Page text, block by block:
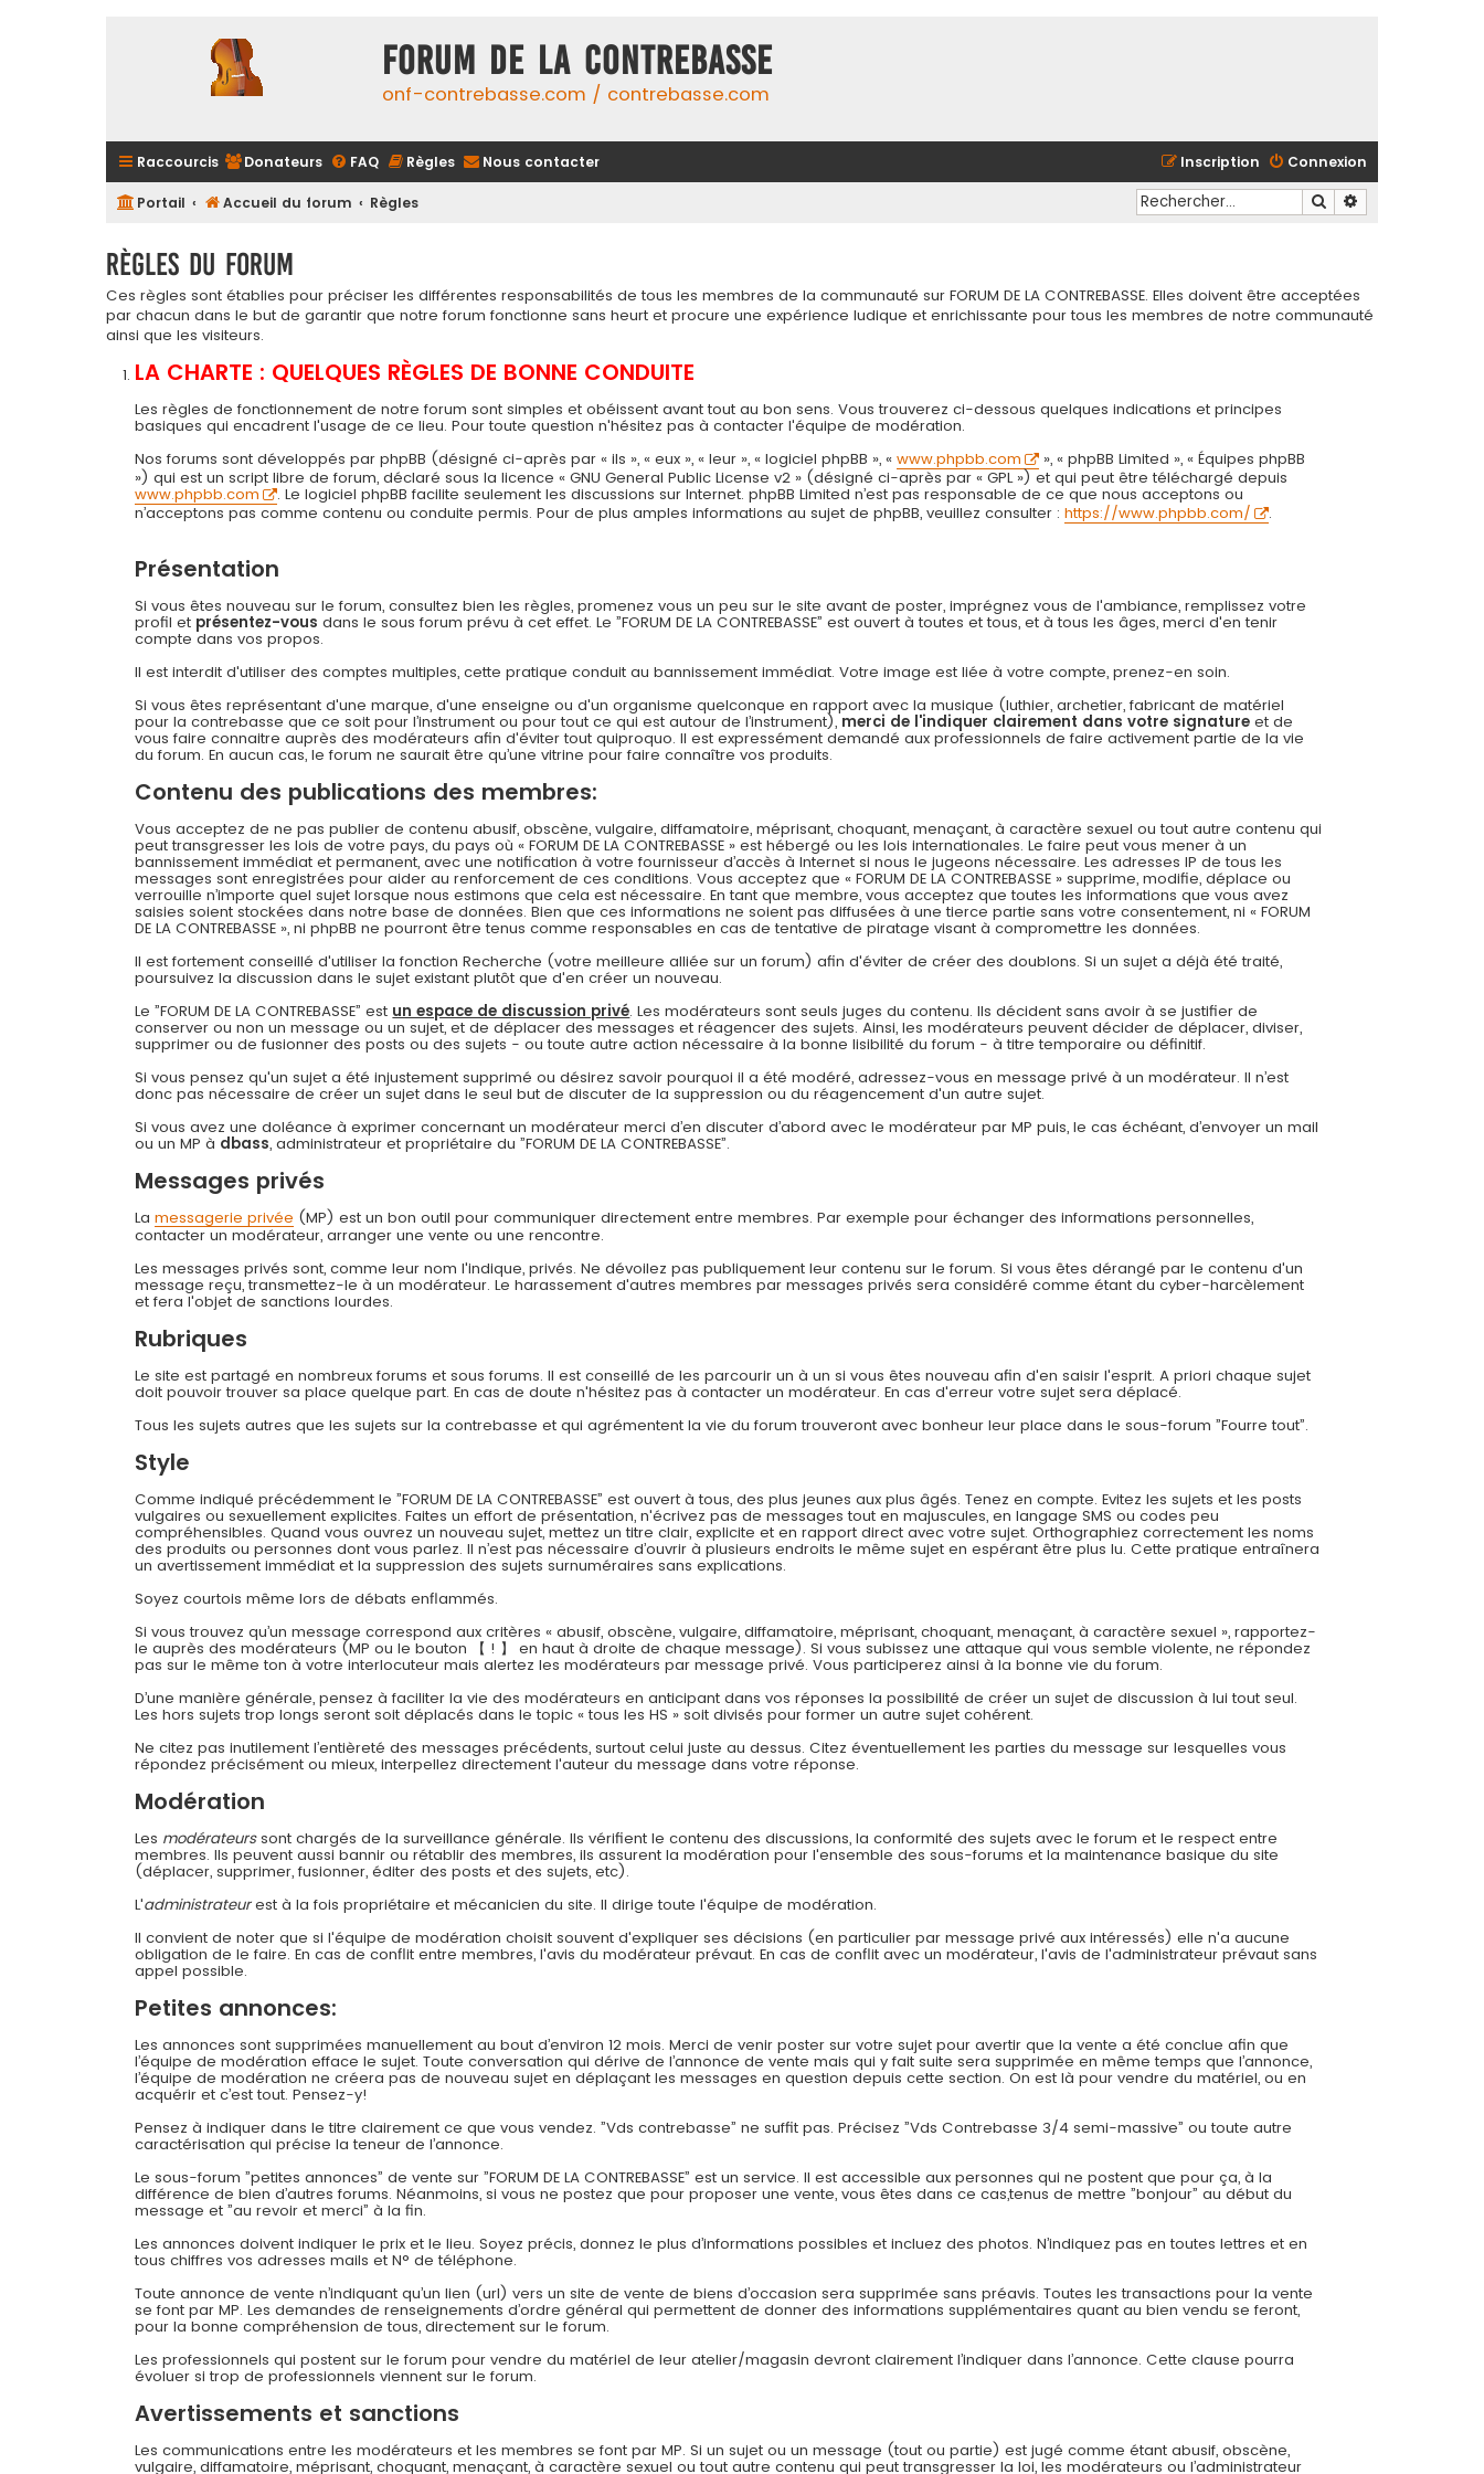
FORUM DE LA CONTREBASSE
onf-contrebasse.com / contrebasse.com
Raccourcis Donateurs FAQ Règles Nous contacter Connexion
Inscription
Portail Accueil du forum Règles Rechercher
Règles du forum
Ces règles sont établies pour préciser les différentes responsabilités de tous les membres de la communauté sur FORUM DE LA CONTREBASSE. Elles doivent être acceptées
par chacun dans le but de garantir que notre forum fonctionne sans heurt et procure une expérience ludique et enrichissante pour tous les membres de notre communauté
ainsi que les visiteurs.
LA CHARTE : QUELQUES RÈGLES DE BONNE CONDUITE
Les règles de fonctionnement de notre forum sont simples et obéissent avant tout au bon sens. Vous trouverez ci-dessous quelques indications et principes
basiques qui encadrent l'usage de ce lieu. Pour toute question n'hésitez pas à contacter l'équipe de modération.
Nos forums sont développés par phpBB (désigné ci-après par « ils », « eux », « leur », « logiciel phpBB », «www.phpbb.com
», « phpBB Limited », « Équipes phpBB
») qui est un script libre de forum, déclaré sous la licence « GNU General Public License v2 » (désigné ci-après par « GPL ») et qui peut être téléchargé depuis
www.phpbb.com
. Le logiciel phpBB facilite seulement les discussions sur Internet. phpBB Limited n’est pas responsable de ce que nous acceptons ou
n’acceptons pas comme contenu ou conduite permis. Pour de plus amples informations au sujet de phpBB, veuillez consulter :https://www.phpbb.com/ .
Présentation
Si vous êtes nouveau sur le forum, consultez bien les règles, promenez vous un peu sur le site avant de poster, imprégnez vous de l'ambiance, remplissez votre
profil et présentez-vous dans le sous forum prévu à cet effet. Le ”FORUM DE LA CONTREBASSE” est ouvert à toutes et tous, et à tous les âges, merci d'en tenir
compte dans vos propos.
Il est interdit d'utiliser des comptes multiples, cette pratique conduit au bannissement immédiat. Votre image est liée à votre compte, prenez-en soin.
Si vous êtes représentant d'une marque, d'une enseigne ou d'un organisme quelconque en rapport avec la musique (luthier, archetier, fabricant de matériel
pour la contrebasse que ce soit pour l’instrument ou pour tout ce qui est autour de l’instrument), merci de l'indiquer clairement dans votre signature et de
vous faire connaitre auprès des modérateurs afin d'éviter tout quiproquo. Il est expressément demandé aux professionnels de faire activement partie de la vie
du forum. En aucun cas, le forum ne saurait être qu’une vitrine pour faire connaître vos produits.
Contenu des publications des membres:
Vous acceptez de ne pas publier de contenu abusif, obscène, vulgaire, diffamatoire, méprisant, choquant, menaçant, à caractère sexuel ou tout autre contenu qui
peut transgresser les lois de votre pays, du pays où « FORUM DE LA CONTREBASSE » est hébergé ou les lois internationales. Le faire peut vous mener à un
bannissement immédiat et permanent, avec une notification à votre fournisseur d’accès à Internet si nous le jugeons nécessaire. Les adresses IP de tous les
messages sont enregistrées pour aider au renforcement de ces conditions. Vous acceptez que « FORUM DE LA CONTREBASSE » supprime, modifie, déplace ou
verrouille n’importe quel sujet lorsque nous estimons que cela est nécessaire. En tant que membre, vous acceptez que toutes les informations que vous avez
saisies soient stockées dans notre base de données. Bien que ces informations ne soient pas diffusées à une tierce partie sans votre consentement, ni « FORUM
DE LA CONTREBASSE », ni phpBB ne pourront être tenus comme responsables en cas de tentative de piratage visant à compromettre les données.
Il est fortement conseillé d'utiliser la fonction Recherche (votre meilleure alliée sur un forum) afin d'éviter de créer des doublons. Si un sujet a déjà été traité,
poursuivez la discussion dans le sujet existant plutôt que d'en créer un nouveau.
Le ”FORUM DE LA CONTREBASSE” est un espace de discussion privé. Les modérateurs sont seuls juges du contenu. Ils décident sans avoir à se justifier de
conserver ou non un message ou un sujet, et de déplacer des messages et réagencer des sujets. Ainsi, les modérateurs peuvent décider de déplacer, diviser,
supprimer ou de fusionner des posts ou des sujets - ou toute autre action nécessaire à la bonne lisibilité du forum - à titre temporaire ou définitif.
Si vous pensez qu'un sujet a été injustement supprimé ou désirez savoir pourquoi il a été modéré, adressez-vous en message privé à un modérateur. Il n’est
donc pas nécessaire de créer un sujet dans le seul but de discuter de la suppression ou du réagencement d'un autre sujet.
Si vous avez une doléance à exprimer concernant un modérateur merci d’en discuter d’abord avec le modérateur par MP puis, le cas échéant, d’envoyer un mail
ou un MP à dbass, administrateur et propriétaire du ”FORUM DE LA CONTREBASSE”.
Messages privés
Lamessagerie privée (MP) est un bon outil pour communiquer directement entre membres. Par exemple pour échanger des informations personnelles,
contacter un modérateur, arranger une vente ou une rencontre.
Les messages privés sont, comme leur nom l'indique, privés. Ne dévoilez pas publiquement leur contenu sur le forum. Si vous êtes dérangé par le contenu d'un
message reçu, transmettez-le à un modérateur. Le harassement d'autres membres par messages privés sera considéré comme étant du cyber-harcèlement
et fera l'objet de sanctions lourdes.
Rubriques
Le site est partagé en nombreux forums et sous forums. Il est conseillé de les parcourir un à un si vous êtes nouveau afin d'en saisir l'esprit. A priori chaque sujet
doit pouvoir trouver sa place quelque part. En cas de doute n'hésitez pas à contacter un modérateur. En cas d'erreur votre sujet sera déplacé.
Tous les sujets autres que les sujets sur la contrebasse et qui agrémentent la vie du forum trouveront avec bonheur leur place dans le sous-forum ”Fourre tout”.
Style
Comme indiqué précédemment le ”FORUM DE LA CONTREBASSE” est ouvert à tous, des plus jeunes aux plus âgés. Tenez en compte. Evitez les sujets et les posts
vulgaires ou sexuellement explicites. Faites un effort de présentation, n'écrivez pas de messages tout en majuscules, en langage SMS ou codes peu
compréhensibles. Quand vous ouvrez un nouveau sujet, mettez un titre clair, explicite et en rapport direct avec votre sujet. Orthographiez correctement les noms
des produits ou personnes dont vous parlez. Il n’est pas nécessaire d’ouvrir à plusieurs endroits le même sujet en espérant être plus lu. Cette pratique entraînera
un avertissement immédiat et la suppression des sujets surnuméraires sans explications.
Soyez courtois même lors de débats enflammés.
Si vous trouvez qu’un message correspond aux critères « abusif, obscène, vulgaire, diffamatoire, méprisant, choquant, menaçant, à caractère sexuel », rapportez-
le auprès des modérateurs (MP ou le bouton 【 ! 】 en haut à droite de chaque message). Si vous subissez une attaque qui vous semble violente, ne répondez
pas sur le même ton à votre interlocuteur mais alertez les modérateurs par message privé. Vous participerez ainsi à la bonne vie du forum.
D’une manière générale, pensez à faciliter la vie des modérateurs en anticipant dans vos réponses la possibilité de créer un sujet de discussion à lui tout seul.
Les hors sujets trop longs seront soit déplacés dans le topic « tous les HS » soit divisés pour former un autre sujet cohérent.
Ne citez pas inutilement l’entièreté des messages précédents, surtout celui juste au dessus. Citez éventuellement les parties du message sur lesquelles vous
répondez précisément ou mieux, interpellez directement l'auteur du message dans votre réponse.
Modération
Les modérateurssont chargés de la surveillance générale. Ils vérifient le contenu des discussions, la conformité des sujets avec le forum et le respect entre
membres. Ils peuvent aussi bannir ou rétablir des membres, ils assurent la modération pour l'ensemble des sous-forums et la maintenance basique du site
(déplacer, supprimer, fusionner, éditer des posts et des sujets, etc).
L'administrateurest à la fois propriétaire et mécanicien du site. Il dirige toute l'équipe de modération.
Il convient de noter que si l'équipe de modération choisit souvent d'expliquer ses décisions (en particulier par message privé aux intéressés) elle n'a aucune
obligation de le faire. En cas de conflit entre membres, l'avis du modérateur prévaut. En cas de conflit avec un modérateur, l'avis de l'administrateur prévaut sans
appel possible.
Petites annonces:
Les annonces sont supprimées manuellement au bout d’environ 12 mois. Merci de venir poster sur votre sujet pour avertir que la vente a été conclue afin que
l’équipe de modération efface le sujet. Toute conversation qui dérive de l’annonce de vente mais qui y fait suite sera supprimée en même temps que l’annonce,
l’équipe de modération ne créera pas de nouveau sujet en déplaçant les messages en question depuis cette section. On est là pour vendre du matériel, ou en
acquérir et c’est tout. Pensez-y!
Pensez à indiquer dans le titre clairement ce que vous vendez. ”Vds contrebasse” ne suffit pas. Précisez ”Vds Contrebasse 3/4 semi-massive” ou toute autre
caractérisation qui précise la teneur de l’annonce.
Le sous-forum ”petites annonces” de vente sur ”FORUM DE LA CONTREBASSE” est un service. Il est accessible aux personnes qui ne postent que pour ça, à la
différence de bien d’autres forums. Néanmoins, si vous ne postez que pour proposer une vente, vous êtes dans ce cas,tenus de mettre ”bonjour” au début du
message et ”au revoir et merci” à la fin.
Les annonces doivent indiquer le prix et le lieu. Soyez précis, donnez le plus d’informations possibles et incluez des photos. N’indiquez pas en toutes lettres et en
tous chiffres vos adresses mails et N° de téléphone.
Toute annonce de vente n’indiquant qu’un lien (url) vers un site de vente de biens d’occasion sera supprimée sans préavis. Toutes les transactions pour la vente
se font par MP. Les demandes de renseignements d’ordre général qui permettent de donner des informations supplémentaires quant au bien vendu se feront,
pour la bonne compréhension de tous, directement sur le forum.
Les professionnels qui postent sur le forum pour vendre du matériel de leur atelier/magasin devront clairement l’indiquer dans l’annonce. Cette clause pourra
évoluer si trop de professionnels viennent sur le forum.
Avertissements et sanctions
Les communications entre les modérateurs et les membres se font par MP. Si un sujet ou un message (tout ou partie) est jugé comme étant abusif, obscène,
vulgaire, diffamatoire, méprisant, choquant, menaçant, à caractère sexuel ou tout autre contenu qui peut transgresser la loi, les modérateurs ou l’administrateur